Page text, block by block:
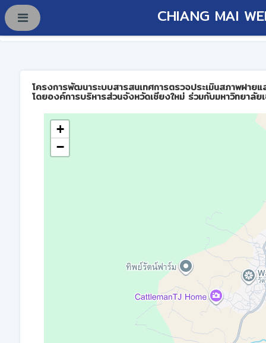
CHIANG MAI
โครงการพัฒนาระบบสารสนเทศการตรวจประเมินสภาพฝาย
โดยองค์การบริหารส่วนจังหวัดเชียงใหม่ ร่วมกับมหาวิทยาลัย
+
−